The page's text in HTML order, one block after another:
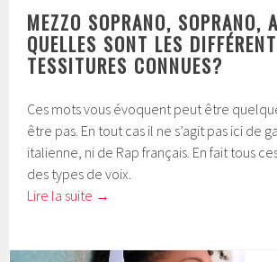
MEZZO SOPRANO, SOPRANO,
QUELLES SONT LES
TESSITURES CONNUES?
Ces mots vous évoquent peut être
être pas. En tout cas il ne s’agit pas ici de
italienne, ni de Rap français. En fait tous
des types de voix.
Lire la suite →